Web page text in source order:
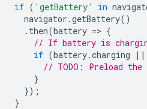
if ( 'getBattery' in
navigator .getBattery()
. then(battery => {
// If battery is
if (battery.charging ||
// TODO: Preload
}
});
}